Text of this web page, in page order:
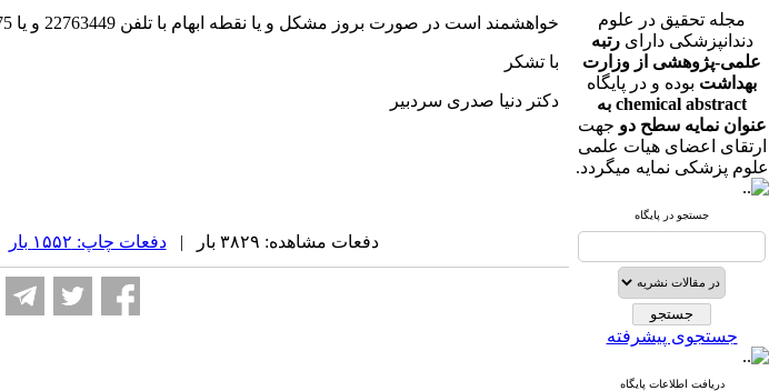
مجله تحقیق در علوم
دندانپزشکی دارایرتبه
علمی-پژوهشی از وزارت
بهداشت بوده و در پایگاه
chemical abstract به
عنوان نمایه سطح دو جهت
ارتقای اعضای هیات علمی
علوم پزشکی نمایه میگردد.
جستجو در پایگاه
جستجوی پیشرفته
دریافت اطلاعات پایگاه
خواهشمند است در صورت بروز مشکل و یا نقطه ابهام با تلفن 22763449 و یا 09126301875تماس بگیرید.
با تشکر
دکتر دنیا صدری سردبیر
دفعات مشاهده: ۳۸۲۹ بار | دفعات چاپ: ۱۵۵۲ بار